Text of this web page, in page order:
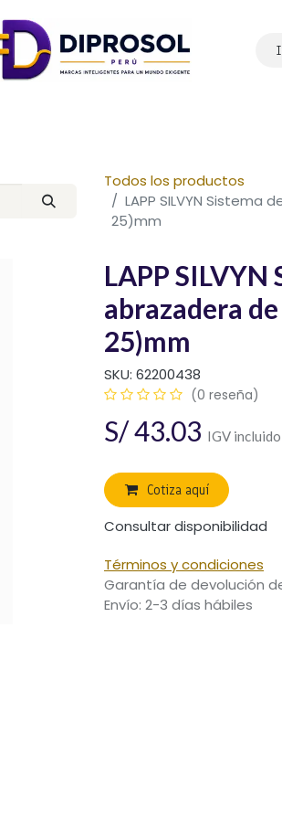
Todos los productos
LAPP SILVYN
25)mm
LAPP
abrazadera
25)mm
SKU: 62200438
(0 reseña)
S/43.03 IGV incluido
Cotiza aquí
Consultar disponibilidad
Términos y condiciones
Garantía de devolución
Envío: 2-3 días hábiles